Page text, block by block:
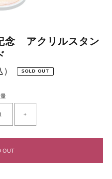
念 アクリルスタン
SOLD OUT
+